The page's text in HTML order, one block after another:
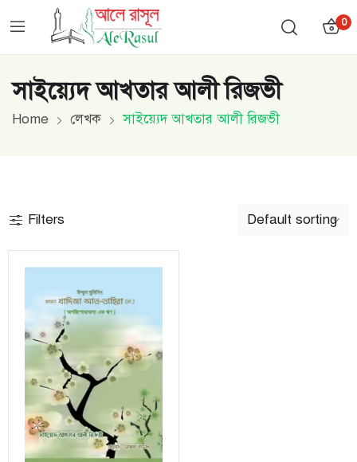
0
সাইয়্যেদ আখতার আলী রিজভী
Home লেখক সাইয়্যেদ আখতার আলী রিজভী
Filters